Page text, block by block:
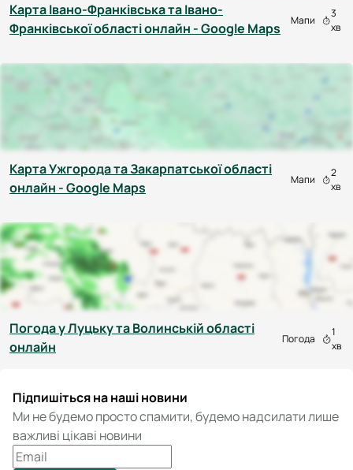
Карта Івано-Франківська та Івано-
Франківської області онлайн - Google Maps
Мапи
3
хв
Карта Ужгорода та Закарпатської області
онлайн - Google Maps
Мапи
2
хв
Погода у Луцьку та Волинській області
онлайн
Погода
1
хв
Підпишіться на наші новини
Ми не будемо просто спамити, будемо надсилати лише
важливі цікаві новини